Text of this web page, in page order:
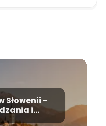
Słowenii –
i
atrakcje